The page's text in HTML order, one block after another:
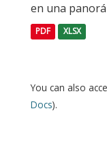
en una
PDF XLSX
You can also
Docs).